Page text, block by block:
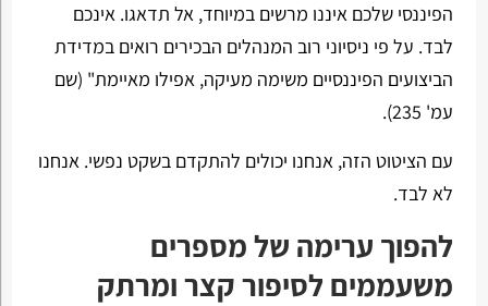
הפיננסי שלכם איננו מרשים במיוחד, אל תדאגו. אינכם
לבד. על פי ניסיוני רוב המנהלים הבכירים רואים במדידת
הביצועים הפיננסיים משימה מעיקה, אפילו מאיימת" (שם
עמ' 235).
עם הציטוט הזה, אנחנו יכולים להתקדם בשקט נפשי. אנחנו
לא לבד.
להפוך ערימה של מספרים
משעממים לסיפור קצר ומרתק